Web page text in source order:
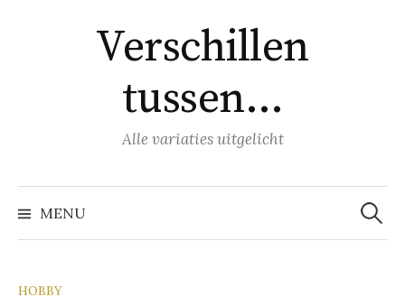
Verschillen
tussen…
Alle variaties uitgelicht
MENU
Zoeken
naar:
HOBBY